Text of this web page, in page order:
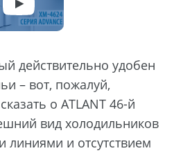
действительно удобен
– вот, пожалуй,
о ATLANT 46-й
вид холодильников
линиями и отсутствием